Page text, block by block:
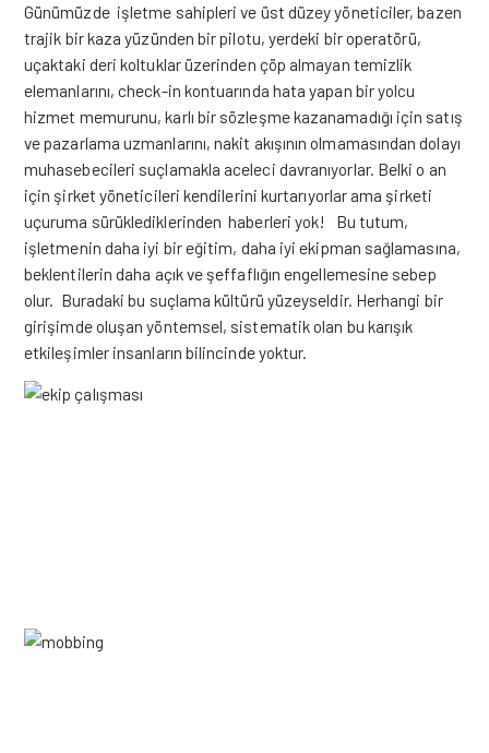
Günümüzde işletme sahipleri ve üst düzey yöneticiler, bazen
trajik bir kaza yüzünden bir pilotu, yerdeki bir operatörü,
uçaktaki deri koltuklar üzerinden çöp almayan temizlik
elemanlarını, check-in kontuarında hata yapan bir yolcu
hizmet memurunu, karlı bir sözleşme kazanamadığı için satış
ve pazarlama uzmanlarını, nakit akışının olmamasından dolayı
muhasebecileri suçlamakla aceleci davranıyorlar. Belki o an
için şirket yöneticileri kendilerini kurtarıyorlar ama şirketi
uçuruma sürüklediklerinden haberleri yok! Bu tutum,
işletmenin daha iyi bir eğitim, daha iyi ekipman sağlamasına,
beklentilerin daha açık ve şeffaflığın engellemesine sebep
olur. Buradaki bu suçlama kültürü yüzeyseldir. Herhangi bir
girişimde oluşan yöntemsel, sistematik olan bu karışık
etkileşimler insanların bilincinde yoktur.